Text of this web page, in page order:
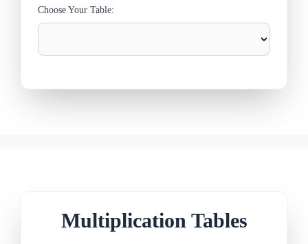
Choose Your Table:
Multiplication Tables